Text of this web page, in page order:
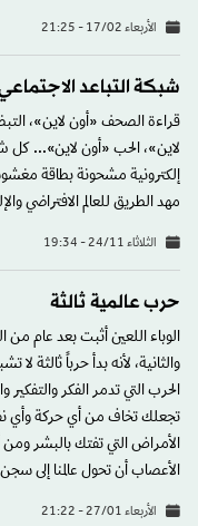
الأربعاء 17/02 - 21:25
شبكة التباعد
قراءة الصحف «أون لاين»،
لاين»، الحب «أون لاين»... كل
إلكترونية مشحونة بطاقة
مهد الطريق للعالم الافتراضي
الثلاثاء 24/11 - 19:34
حرب عالمية ثالثة
الوباء اللعين أثبت بعد عام من
والثانية، لأنه بدأ حرباً ثالثة
الحرب التي تدمر الفكر
تجعلك تخاف من أي حركة وأي
الأمراض التي تفتك بالبشر ومن
الأعصاب أن تحول عالمنا إلى
الأربعاء 27/01 - 21:22